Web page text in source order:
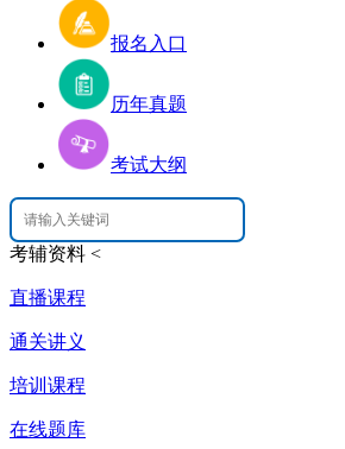
报名入口
历年真题
考试大纲
考辅资料 <
直播课程
通关讲义
培训课程
在线题库